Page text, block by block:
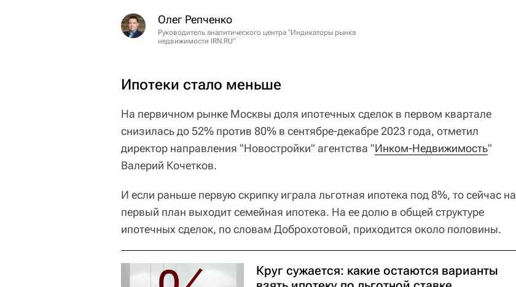
Олег Репченко
Руководитель аналитического центра "Индикаторы рынка
недвижимости IRN.RU"
Ипотеки стало меньше
На первичном рынке Москвы доля ипотечных сделок в первом квартале
снизилась до 52% против 80% в сентябре-декабре 2023 года, отметил
директор направления "Новостройки" агентства "Инком-Недвижимость"
Валерий Кочетков.
И если раньше первую скрипку играла льготная ипотека под 8%, то сейчас на
первый план выходит семейная ипотека. На ее долю в общей структуре
ипотечных сделок, по словам Доброхотовой, приходится около половины.
Круг сужается: какие остаются варианты